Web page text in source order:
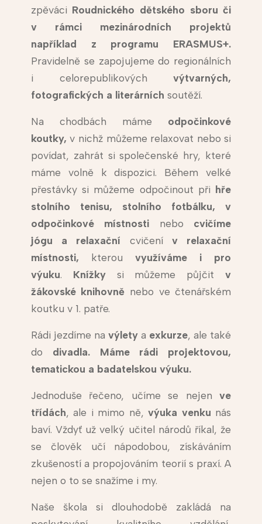
zpěváci Roudnického dětského sboru či
v rámci mezinárodních projektů
například z programu ERASMUS+.
Pravidelně se zapojujeme do regionálních
i celorepublikovýchvýtvarných,
fotografických a literárních soutěží.
Na chodbách máme odpočinkové
koutky, v nichž můžeme relaxovat nebo si
povídat, zahrát si společenské hry, které
máme volně k dispozici. Během velké
přestávky si můžeme odpočinout při hře
stolního tenisu, stolního fotbálku, v
odpočinkové místnosti nebo cvičíme
jógu a relaxační cvičenív relaxační
místnosti, kterou využíváme i pro
výuku. Knížkysi můžeme půjčitv
žákovské knihovně nebo ve čtenářském
koutku v 1. patře.
Rádi jezdíme na výletya exkurze, ale také
do divadla. Máme rádi projektovou,
tematickou a badatelskou výuku.
Jednoduše řečeno, učíme se nejenve
třídách, ale i mimo ně,výuka venku nás
baví. Vždyť už velký učitel národů říkal, že
se člověk učí nápodobou, získáváním
zkušeností a propojováním teorií s praxí. A
nejen o to se snažíme i my.
Naše škola si dlouhodobě zakládá na